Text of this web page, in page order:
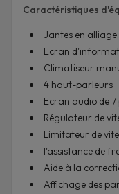
Caractéristiques
Jantes en alliage
Ecran
Climatiseur
4 haut-parleurs
Ecran audio de 7
Régulateur de
Limitateur de
l'assistance de
Aide à la
Affichage des